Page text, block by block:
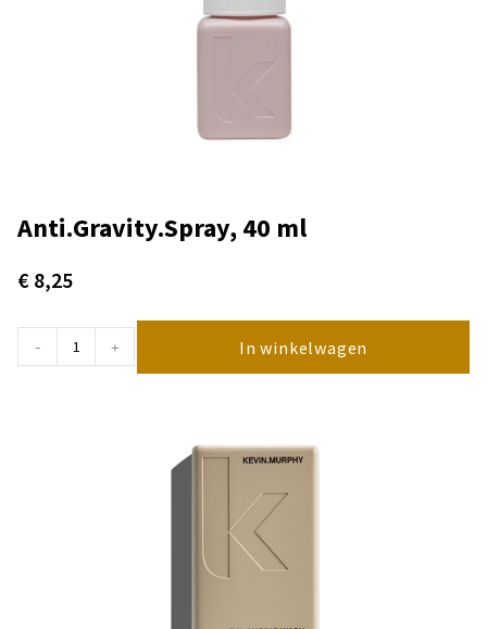
Anti.Gravity.Spray, 40 ml
€ 8,25
- + In winkelwagen